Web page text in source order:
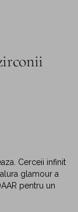
Cerceii infinit
glamour a
pentru un